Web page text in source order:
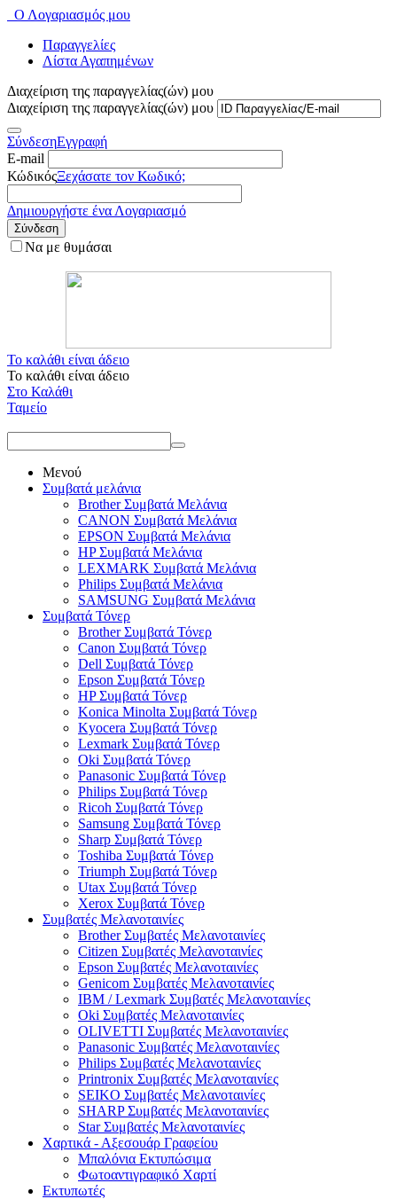
Ο Λογαριασμός μου
Παραγγελίες
Λίστα Αγαπημένων
Διαχείριση της παραγγελίας(ών) μου
Διαχείριση της παραγγελίας(ών) μου
ΣύνδεσηΕγγραφή
E-mail
ΚώδικόςΞεχάσατε τον Κωδικό;
Δημιουργήστε ένα Λογαριασμό
Σύνδεση
Να με θυμάσαι
Το καλάθι είναι άδειο
Το καλάθι είναι άδειο
Στο Καλάθι
Ταμείο
Μενού
Συμβατά μελάνια
Brother Συμβατά Μελάνια
CANON Συμβατά Μελάνια
EPSON Συμβατά Μελάνια
HP Συμβατά Μελάνια
LEXMARK Συμβατά Μελάνια
Philips Συμβατά Μελάνια
SAMSUNG Συμβατά Μελάνια
Συμβατά Τόνερ
Brother Συμβατά Τόνερ
Canon Συμβατά Τόνερ
Dell Συμβατά Τόνερ
Epson Συμβατά Τόνερ
HP Συμβατά Τόνερ
Konica Minolta Συμβατά Τόνερ
Kyocera Συμβατά Τόνερ
Lexmark Συμβατά Τόνερ
Oki Συμβατά Τόνερ
Panasonic Συμβατά Τόνερ
Philips Συμβατά Τόνερ
Ricoh Συμβατά Τόνερ
Samsung Συμβατά Τόνερ
Sharp Συμβατά Τόνερ
Toshiba Συμβατά Τόνερ
Triumph Συμβατά Τόνερ
Utax Συμβατά Τόνερ
Xerox Συμβατά Τόνερ
Συμβατές Μελανοταινίες
Brother Συμβατές Μελανοταινίες
Citizen Συμβατές Μελανοταινίες
Epson Συμβατές Μελανοταινίες
Genicom Συμβατές Μελανοταινίες
IBM / Lexmark Συμβατές Μελανοταινίες
Oki Συμβατές Μελανοταινίες
OLIVETTI Συμβατές Μελανοταινίες
Panasonic Συμβατές Μελανοταινίες
Philips Συμβατές Μελανοταινίες
Printronix Συμβατές Μελανοταινίες
SEIKO Συμβατές Μελανοταινίες
SHARP Συμβατές Μελανοταινίες
Star Συμβατές Μελανοταινίες
Χαρτικά - Αξεσουάρ Γραφείου
Μπαλόνια Εκτυπώσιμα
Φωτοαντιγραφικό Χαρτί
Εκτυπωτές